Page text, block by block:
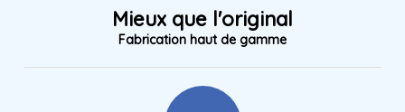
Mieux que l'original
Fabrication haut de gamme